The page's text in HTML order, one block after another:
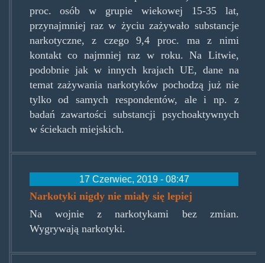
proc. osób w grupie wiekowej 15-35 lat,
przynajmniej raz w życiu zażywało substancje
narkotyczne, z czego 9,4 proc. ma z nimi
kontakt co najmniej raz w roku. Na Litwie,
podobnie jak w innych krajach UE, dane na
temat zażywania narkotyków pochodzą już nie
tylko od samych respondentów, ale i np. z
badań zawartości substancji psychoaktywnych
w ściekach miejskich.
17 Czerwiec, 2019 - 08:47
Narkotyki nigdy nie miały się lepiej
Na wojnie z narkotykami bez zmian.
Wygrywają narkotyki.